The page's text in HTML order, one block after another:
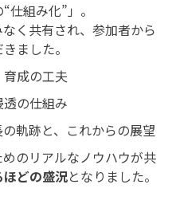
組み化”」。
く共有され、参加者から
ました。
育成の工夫
透の仕組み
軌跡と、これからの展望
のリアルなノウハウが共
どの盛況となりました。